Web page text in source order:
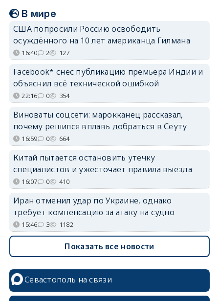
В мире
США попросили Россию освободить
осуждённого на 10 лет американца Гилмана
16:40 2 127
Facebook* снёс публикацию премьера Индии и
объяснил всё технической ошибкой
22:16 0 354
Виноваты соцсети: марокканец рассказал,
почему решился вплавь добраться в Сеуту
16:59 0 664
Китай пытается остановить утечку
специалистов и ужесточает правила выезда
16:07 0 410
Иран отменил удар по Украине, однако
требует компенсацию за атаку на судно
15:46 3 1182
Показать все новости
Севастополь на связи